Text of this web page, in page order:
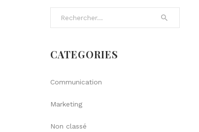
CATEGORIES
Communication
Marketing
Non classé